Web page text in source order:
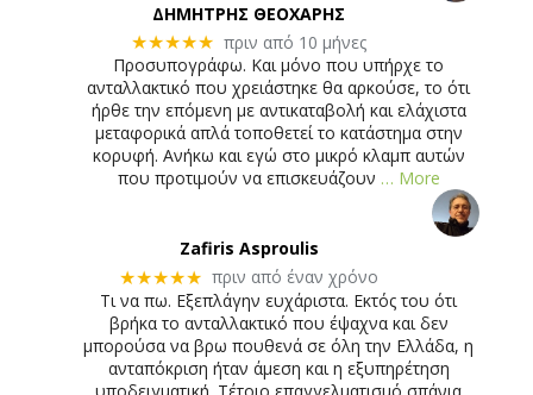
ΔΗΜΗΤΡΗΣ ΘΕΟΧΑΡΗΣ
★★★★★ πριν από 10 μήνες
Προσυπογράφω. Και μόνο που υπήρχε το
ανταλλακτικό που χρειάστηκε θα αρκούσε, το ότι
ήρθε την επόμενη με αντικαταβολή και ελάχιστα
μεταφορικά απλά τοποθετεί το κατάστημα στην
κορυφή. Ανήκω και εγώ στο μικρό κλαμπ αυτών
που προτιμούν να επισκευάζουν … More
Zafiris Asproulis
★★★★★ πριν από έναν χρόνο
Τι να πω. Εξεπλάγην ευχάριστα. Εκτός του ότι
βρήκα το ανταλλακτικό που έψαχνα και δεν
μπορούσα να βρω πουθενά σε όλη την Ελλάδα, η
ανταπόκριση ήταν άμεση και η εξυπηρέτηση